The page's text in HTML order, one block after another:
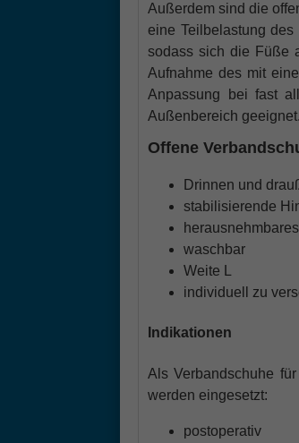
Außerdem sind die
eine Teilbelastung
sodass sich die Füße
Aufnahme des mit
Anpassung bei fast
Außenbereich geeignet.
Offene
Drinnen und
stabilisierende
waschbar
Weite L
individuell zu
Indikationen
Als Verbandschuhe
werden eingesetzt:
postoperativ